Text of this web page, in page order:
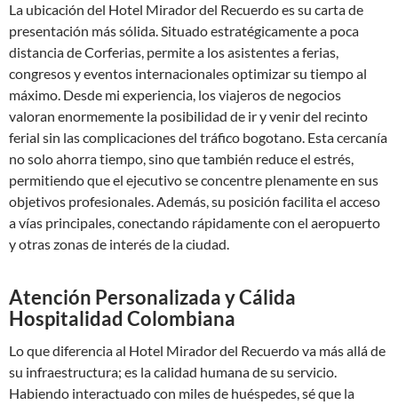
La ubicación del Hotel Mirador del Recuerdo es su carta de
presentación más sólida. Situado estratégicamente a poca
distancia de Corferias, permite a los asistentes a ferias,
congresos y eventos internacionales optimizar su tiempo al
máximo. Desde mi experiencia, los viajeros de negocios
valoran enormemente la posibilidad de ir y venir del recinto
ferial sin las complicaciones del tráfico bogotano. Esta cercanía
no solo ahorra tiempo, sino que también reduce el estrés,
permitiendo que el ejecutivo se concentre plenamente en sus
objetivos profesionales. Además, su posición facilita el acceso
a vías principales, conectando rápidamente con el aeropuerto
y otras zonas de interés de la ciudad.
Atención Personalizada y Cálida
Hospitalidad Colombiana
Lo que diferencia al Hotel Mirador del Recuerdo va más allá de
su infraestructura; es la calidad humana de su servicio.
Habiendo interactuado con miles de huéspedes, sé que la